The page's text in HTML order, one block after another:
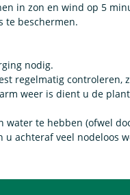
in zon en wind op 5
te beschermen.
nodig.
regelmatig controleren,
weer is dient u de
te hebben (ofwel
achteraf veel nodeloos